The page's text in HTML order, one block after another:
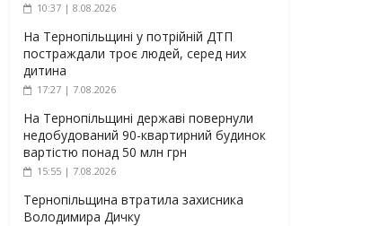
10:37 | 8.08.2026
На Тернопільщині у потрійній ДТП
постраждали троє людей, серед них
дитина
17:27 | 7.08.2026
На Тернопільщині державі повернули
недобудований 90-квартирний будинок
вартістю понад 50 млн грн
15:55 | 7.08.2026
Тернопільщина втратила захисника
Володимира Дичку